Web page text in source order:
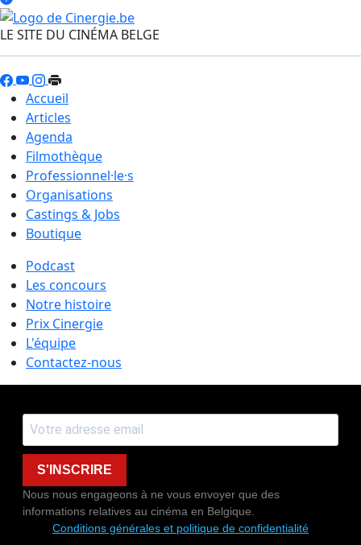
LE SITE DU CINÉMA BELGE
Accueil
Articles
Agenda
Filmothèque
Professionnel·le·s
Organisations
Castings & Jobs
Boutique
Podcast
Les concours
Notre histoire
Prix Cinergie
L'équipe
Contactez-nous
S'INSCRIRE
Nous nous engageons à ne vous envoyer que des
informations relatives au cinéma en Belgique.
Conditions générales et politique de confidentialité